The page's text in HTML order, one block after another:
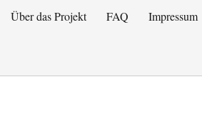
Über das Projekt FAQ Impressum